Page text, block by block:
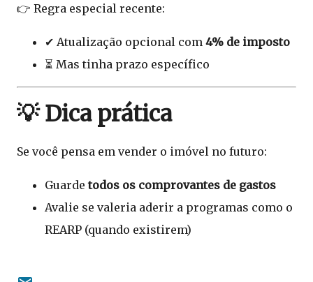
👉 Regra especial recente:
✔ Atualização opcional com 4% de imposto
⏳ Mas tinha prazo específico
💡 Dica prática
Se você pensa em vender o imóvel no futuro:
Guardetodos os comprovantes de gastos
Avalie se valeria aderir a programas como o
REARP (quando existirem)